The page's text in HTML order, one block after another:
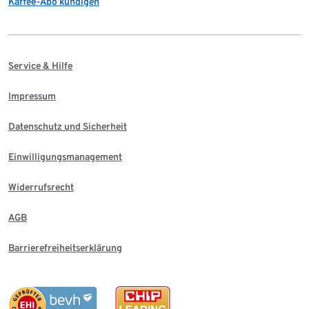
Service & Hilfe
Impressum
Datenschutz und Sicherheit
Einwilligungsmanagement
Widerrufsrecht
AGB
Barrierefreiheitserklärung